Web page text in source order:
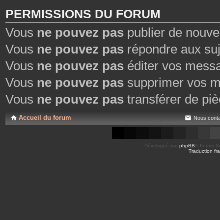
PERMISSIONS DU FORUM
Vous ne pouvez pas publier de
Vous ne pouvez pas répondre aux
Vous ne pouvez pas éditer vos
Vous ne pouvez pas supprimer vos
Vous ne pouvez pas transférer de
Accueil du forum Nous
Développé par phpBB ® Forum
Traduction